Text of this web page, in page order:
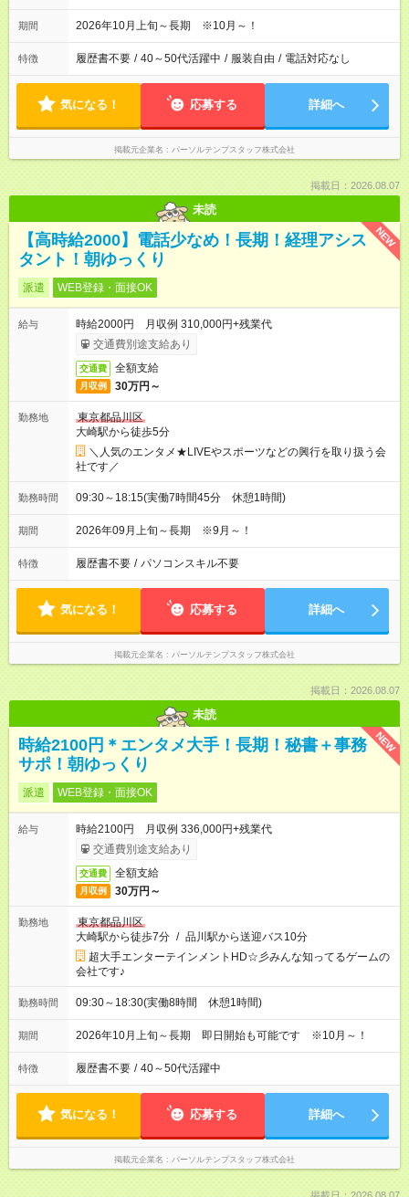
期間 2026年10月上旬～長期 ※10月～！
特徴 履歴書不要 / 40～50代活躍中 / 服装自由 / 電話対応なし
気になる！ 応募する 詳細へ
掲載元企業名 パーソルテンプスタッフ株式会社
掲載日：2026.08.07
未読
NEW
【高時給2000】電話少なめ！長期！経理アシス
タント！朝ゆっくり
派遣 WEB登録・面接OK
給与
時給2000円 月収例 310,000円+残業代
交通費別途支給あり
交通費 全額支給
月収例 30万円～
勤務地
東京都品川区
大崎駅から徒歩5分
＼人気のエンタメ★LIVEやスポーツなどの興行を取り扱う会
社です／
勤務時間 09:30～18:15(実働7時間45分 休憩1時間)
期間 2026年09月上旬～長期 ※9月～！
特徴 履歴書不要 / パソコンスキル不要
気になる！ 応募する 詳細へ
掲載元企業名 パーソルテンプスタッフ株式会社
掲載日：2026.08.07
未読
NEW
時給2100円＊エンタメ大手！長期！秘書＋事務
サポ！朝ゆっくり
派遣 WEB登録・面接OK
給与
時給2100円 月収例 336,000円+残業代
交通費別途支給あり
交通費 全額支給
月収例 30万円～
勤務地
東京都品川区
大崎駅から徒歩7分 / 品川駅から送迎バス10分
超大手エンターテインメントHD☆彡みんな知ってるゲームの
会社です♪
勤務時間 09:30～18:30(実働8時間 休憩1時間)
期間 2026年10月上旬～長期 即日開始も可能です ※10月～！
特徴 履歴書不要 / 40～50代活躍中
気になる！ 応募する 詳細へ
掲載元企業名 パーソルテンプスタッフ株式会社